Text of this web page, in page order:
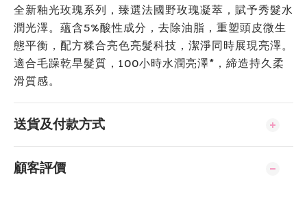
全新釉光玫瑰系列，臻選法國野玫瑰凝萃，賦予秀髮水
潤光澤。蘊含5%酸性成分，去除油脂，重塑頭皮微生
態平衡，配方糅合亮色亮髮科技，潔淨同時展現亮澤。
適合毛躁乾旱髮質，100小時水潤亮澤*，締造持久柔
滑質感。
送貨及付款方式
顧客評價